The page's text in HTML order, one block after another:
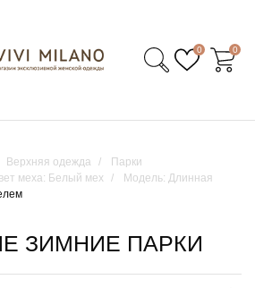
0 0
Верхняя одежда
Парки
меха: Белый мех
Модель: Длинная
ЗИМНИЕ ПАРКИ